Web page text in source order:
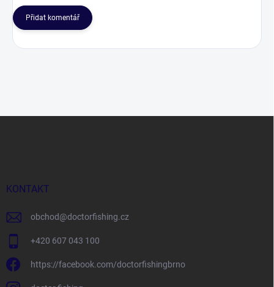
Přidat komentář
KONTAKT
obchod@doctorfishing.cz
+420 607 043 100
https://facebook.com/doctorfishingbrno